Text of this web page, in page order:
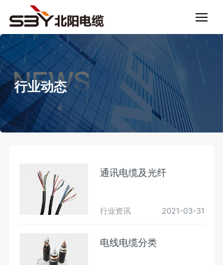
行业动态
通讯电缆及光纤
行业资讯 2021-03-31
电线电缆分类